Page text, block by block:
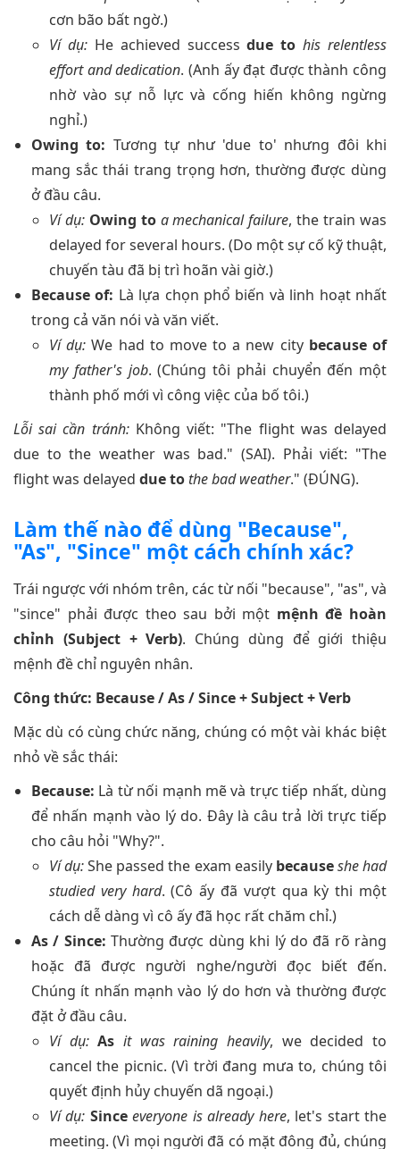
cơn bão bất ngờ.)
Ví dụ:He achieved successdue to his relentless
effort and dedication. (Anh ấy đạt được thành công
nhờ vào sự nỗ lực và cống hiến không ngừng
nghỉ.)
Owing to: Tương tự như 'due to' nhưng đôi khi
mang sắc thái trang trọng hơn, thường được dùng
ở đầu câu.
Ví dụ: Owing to a mechanical failure, the train was
delayed for several hours. (Do một sự cố kỹ thuật,
chuyến tàu đã bị trì hoãn vài giờ.)
Because of: Là lựa chọn phổ biến và linh hoạt nhất
trong cả văn nói và văn viết.
Ví dụ: We had to move to a new city because of
my father's job. (Chúng tôi phải chuyển đến một
thành phố mới vì công việc của bố tôi.)
Lỗi sai cần tránh:Không viết: "The flight was delayed
due to the weather was bad." (SAI). Phải viết: "The
flight was delayed due to the bad weather." (ĐÚNG).
Làm thế nào để dùng "Because",
"As", "Since" một cách chính xác?
Trái ngược với nhóm trên, các từ nối "because", "as", và
"since" phải được theo sau bởi một mệnh đề hoàn
chỉnh (Subject + Verb). Chúng dùng để giới thiệu
mệnh đề chỉ nguyên nhân.
Công thức: Because / As / Since + Subject + Verb
Mặc dù có cùng chức năng, chúng có một vài khác biệt
nhỏ về sắc thái:
Because: Là từ nối mạnh mẽ và trực tiếp nhất, dùng
để nhấn mạnh vào lý do. Đây là câu trả lời trực tiếp
cho câu hỏi "Why?".
Ví dụ:She passed the exam easily becauseshe had
studied very hard. (Cô ấy đã vượt qua kỳ thi một
cách dễ dàng vì cô ấy đã học rất chăm chỉ.)
As / Since: Thường được dùng khi lý do đã rõ ràng
hoặc đã được người nghe/người đọc biết đến.
Chúng ít nhấn mạnh vào lý do hơn và thường được
đặt ở đầu câu.
Ví dụ: As it was raining heavily, we decided to
cancel the picnic. (Vì trời đang mưa to, chúng tôi
quyết định hủy chuyến dã ngoại.)
Ví dụ: Since everyone is already here, let's start the
meeting. (Vì mọi người đã có mặt đông đủ, chúng